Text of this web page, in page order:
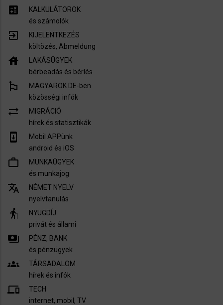
calculate
KALKULÁTOROK
és számolók
exit_to_app
KIJELENTKEZÉS
költözés, Abmeldung
house
LAKÁSÜGYEK
bérbeadás és bérlés
emoji_flags
MAGYAROK DE-ben
közösségi infók
sync_alt
MIGRÁCIÓ
hírek és statisztikák
system_update
Mobil APPünk
android és iOS
work_outline
MUNKAÜGYEK
és munkajog
translate
NÉMET NYELV
nyelvtanulás
elderly
NYUGDÍJ
privát és állami
payments
PÉNZ, BANK
és pénzügyek
groups
TÁRSADALOM
hírek és infók
devices
TECH
internet, mobil, TV​